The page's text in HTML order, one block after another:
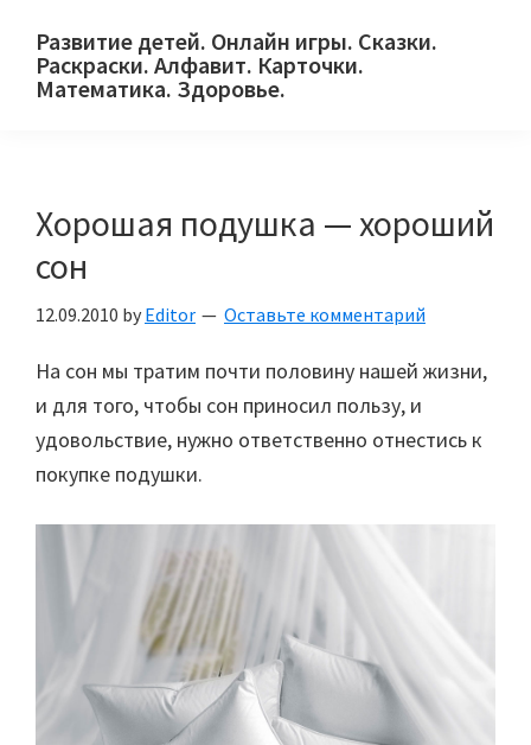
primary
main
primary
Развитие детей. Онлайн игры. Сказки.
Раскраски. Алфавит. Карточки.
Математика. Здоровье.
и
их
Хорошая подушка — хороший
сон
12.09.2010 by Editor Оставьте комментарий
На сон мы тратим почти половину нашей жизни,
и для того, чтобы сон приносил пользу, и
удовольствие, нужно ответственно отнестись к
покупке подушки.